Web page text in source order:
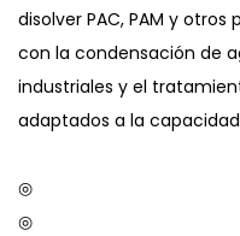
disolver PAC, PAM y
con la condensación de
industriales y el
adaptados a la
◎
◎